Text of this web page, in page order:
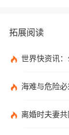
拓展阅读
世界快资讯：公司开基
海难与危险必
离婚时夫妻共同财产分